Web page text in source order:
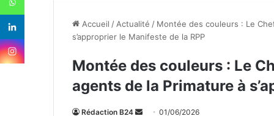
Accueil / Actualité / ‎Montée des couleurs : Le
s’approprier le Manifeste de la RPP
‎Montée des couleurs : Le
agents de la Primature à
Rédaction B24 01/06/2026